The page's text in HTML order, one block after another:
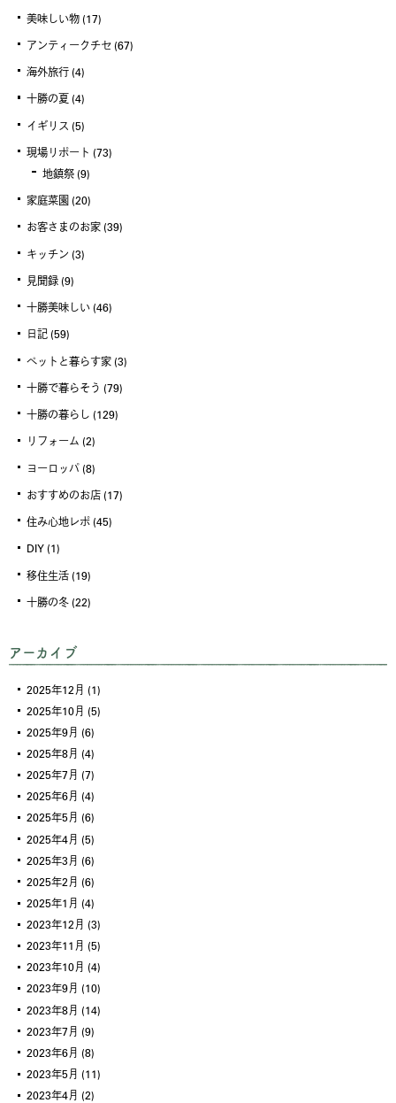
美味しい物 (17)
アンティークチセ (67)
海外旅行 (4)
十勝の夏 (4)
イギリス (5)
現場リポート (73)
地鎮祭 (9)
家庭菜園 (20)
お客さまのお家 (39)
キッチン (3)
見聞録 (9)
十勝美味しい (46)
日記 (59)
ペットと暮らす家 (3)
十勝で暮らそう (79)
十勝の暮らし (129)
リフォーム (2)
ヨーロッパ (8)
おすすめのお店 (17)
住み心地レポ (45)
DIY (1)
移住生活 (19)
十勝の冬 (22)
アーカイブ
2025年12月 (1)
2025年10月 (5)
2025年9月 (6)
2025年8月 (4)
2025年7月 (7)
2025年6月 (4)
2025年5月 (6)
2025年4月 (5)
2025年3月 (6)
2025年2月 (6)
2025年1月 (4)
2023年12月 (3)
2023年11月 (5)
2023年10月 (4)
2023年9月 (10)
2023年8月 (14)
2023年7月 (9)
2023年6月 (8)
2023年5月 (11)
2023年4月 (2)